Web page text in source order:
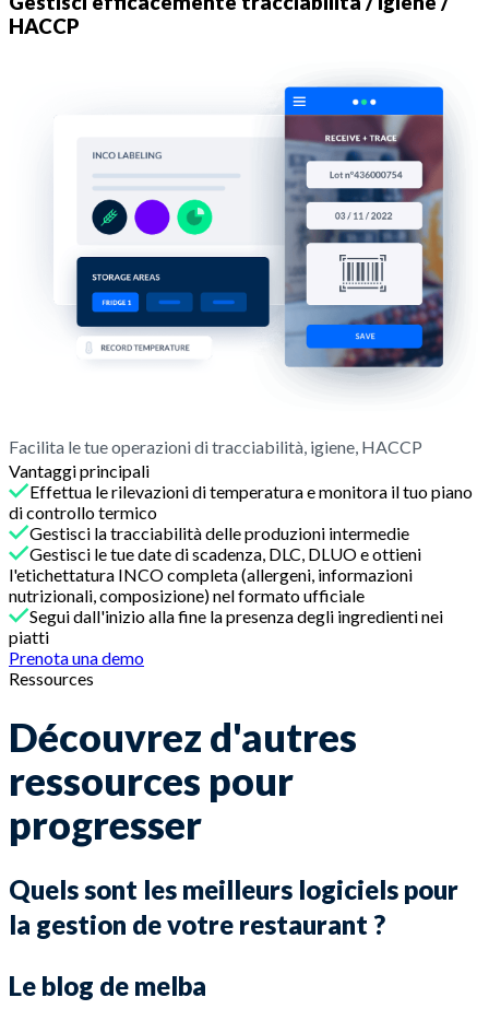
HACCP
Facilita le tue operazioni di tracciabilità, igiene, HACCP
Vantaggi principali
Effettua le rilevazioni di temperatura e monitora il tuo piano
di controllo termico
Gestisci la tracciabilità delle produzioni intermedie
Gestisci le tue date di scadenza, DLC, DLUO e ottieni
l'etichettatura INCO completa (allergeni, informazioni
nutrizionali, composizione) nel formato ufficiale
Segui dall'inizio alla fine la presenza degli ingredienti nei
piatti
Prenota una demo
Ressources
Découvrez d'autres
ressources pour
progresser
Quels sont les meilleurs logiciels pour
la gestion de votre restaurant ?
Le blog de melba